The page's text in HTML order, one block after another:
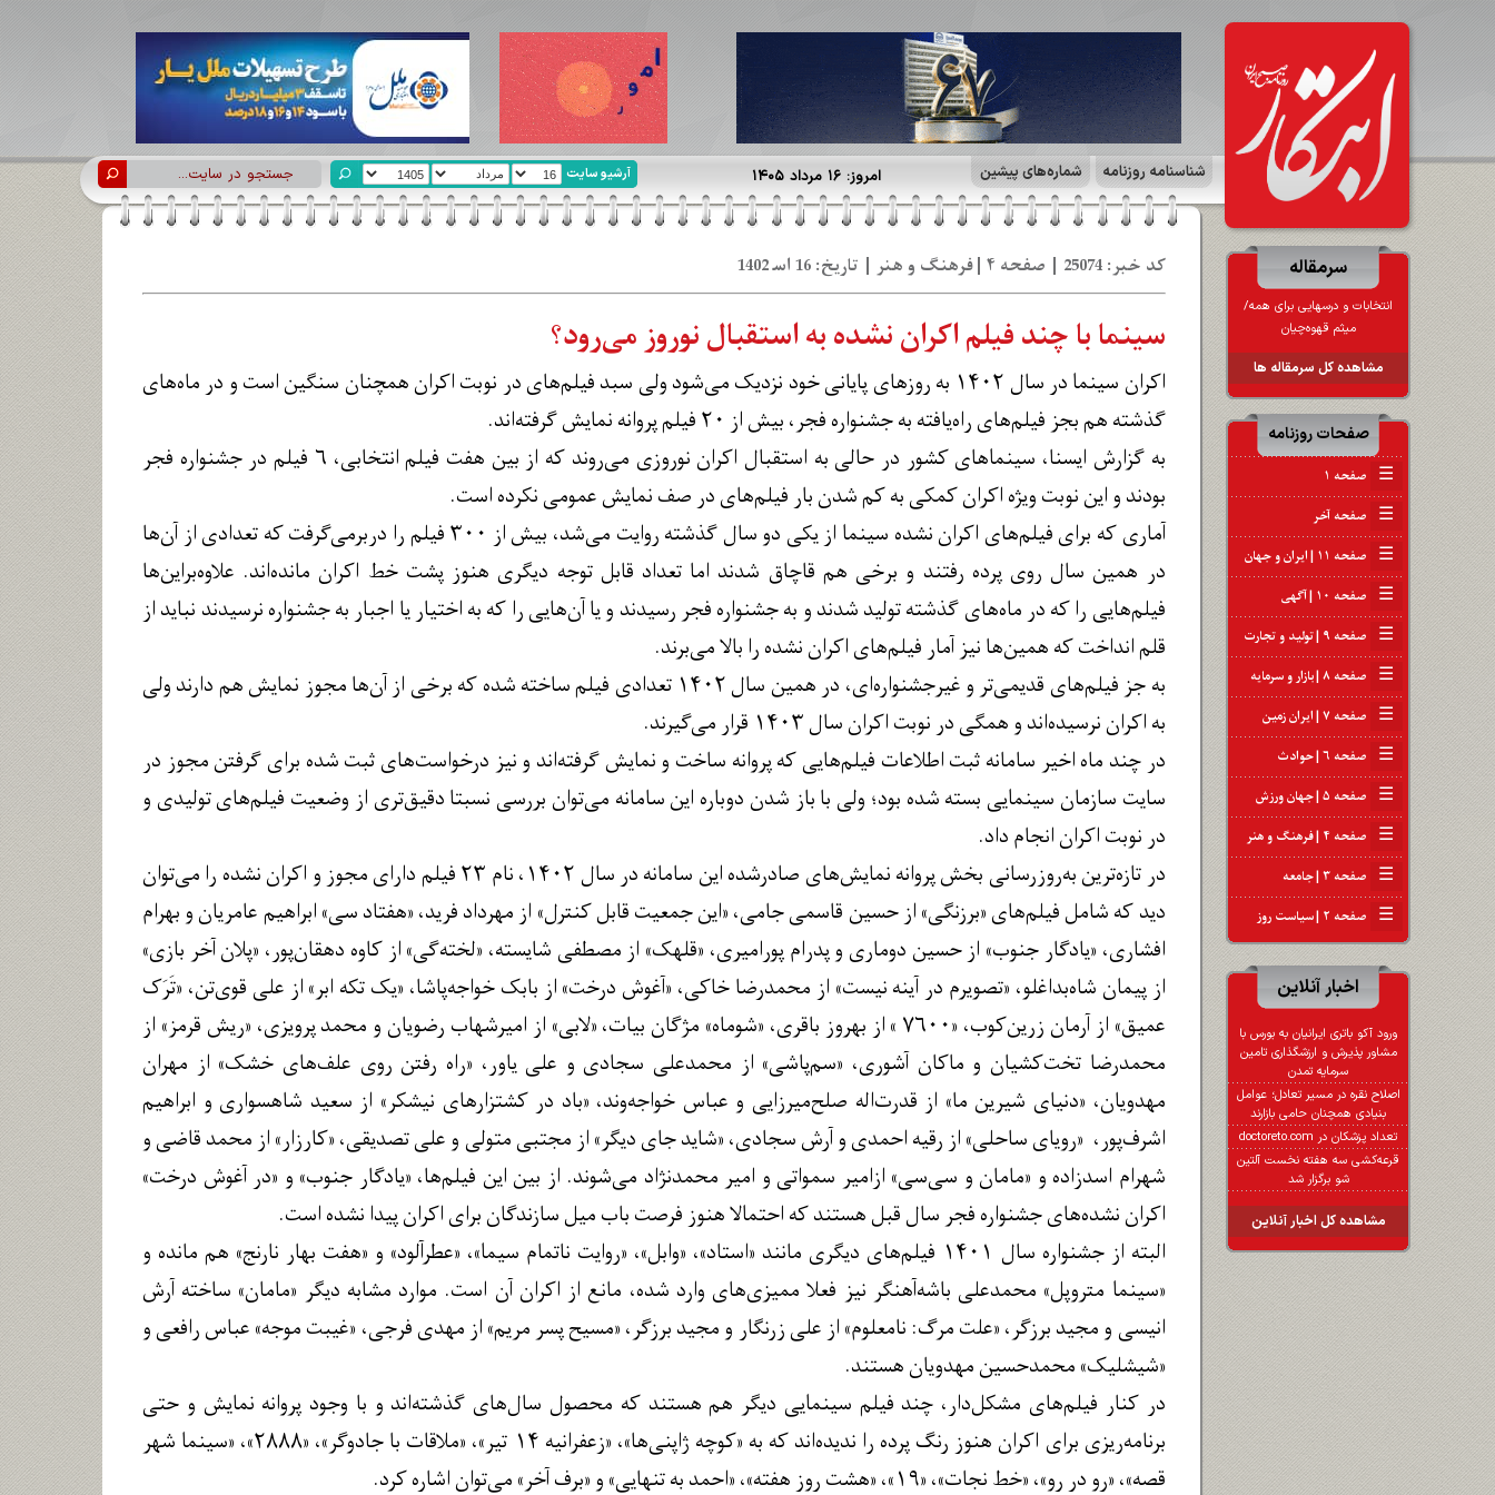
آرشیو سایت امروز: ۱۶ مرداد ۱۴۰۵ شناسنامه روزنامه شماره‌های پیشین
سرمقاله
انتخابات و درسهایی برای همه/
میثم قهوه‌چیان
مشاهده کل سرمقاله ها
صفحات روزنامه
☰ صفحه ۱
☰ صفحه آخر
☰ صفحه ۱۱ | ایران و جهان
☰ صفحه ۱۰ | آگهی
☰ صفحه ۹ | تولید و تجارت
☰ صفحه ۸ | بازار و سرمایه
☰ صفحه ۷ | ایران زمین
☰ صفحه ۶ | حوادث
☰ صفحه ۵ | جهان ورزش
☰ صفحه ۴ | فرهنگ و هنر
☰ صفحه ۳ | جامعه
☰ صفحه ۲ | سیاست روز
اخبار آنلاین
ورود آکو باتری ایرانیان به بورس با
مشاور پذیرش و ارزشگذاری تامین
سرمایه تمدن
اصلاح نقره در مسیر تعادل؛ عوامل
بنیادی همچنان حامی بازارند
تعداد پزشکان در doctoreto.com
قرعه‌کشی سه هفته نخست آلتین
شو برگزار شد
مشاهده کل اخبار آنلاین
کد خبر: 25074 | صفحه ۴ | فرهنگ و هنر | تاریخ: 16 اس‍ 1402
سینما با چند فیلم اکران نشده به استقبال نوروز می‌رود؟
اکران سینما در سال ۱۴۰۲ به روزهای پایانی خود نزدیک می‌شود ولی سبد فیلم‌های در نوبت اکران همچنان سنگین است و در ماه‌های
گذشته هم بجز فیلم‌های راه‌یافته به جشنواره فجر، بیش از ۲۰ فیلم پروانه نمایش گرفته‌اند.
به گزارش ایسنا، سینماهای کشور در حالی به استقبال اکران نوروزی می‌روند که از بین هفت فیلم انتخابی، ۶ فیلم در جشنواره فجر
بودند و این نوبت ویژه اکران‌ کمکی به کم شدن بار فیلم‌های در صف نمایش عمومی نکرده است.
آماری که برای فیلم‌های اکران نشده سینما از یکی دو سال گذشته روایت می‌شد، بیش از ۳۰۰ فیلم را دربرمی‌گرفت که تعدادی از آن‌ها
در همین سال روی پرده رفتند و برخی هم قاچاق شدند اما تعداد قابل توجه دیگری هنوز پشت خط اکران مانده‌اند. علاوه‌براین‌ها
فیلم‌هایی را که در ماه‌های گذشته تولید شدند و به جشنواره فجر رسیدند و یا آن‌هایی را که به اختیار یا اجبار به جشنواره نرسیدند نباید از
قلم انداخت که همین‌ها نیز آمار فیلم‌های اکران نشده را بالا می‌برند.
به جز فیلم‌های قدیمی‌تر و غیرجشنواره‌ای، در همین سال ۱۴۰۲ تعدادی فیلم ساخته شده که برخی از آن‌ها مجوز نمایش هم دارند ولی
به اکران نرسیده‌اند و همگی در نوبت اکران سال ۱۴۰۳ قرار می‌گیرند.
در چند ماه اخیر سامانه ثبت اطلاعات فیلم‌هایی که پروانه ساخت و نمایش گرفته‌اند و نیز درخواست‌های ثبت شده برای گرفتن مجوز در
سایت سازمان سینمایی بسته شده بود؛ ولی با باز شدن دوباره این سامانه می‌توان بررسی نسبتا دقیق‌تری از وضعیت فیلم‌های تولیدی و
در نوبت اکران انجام داد.
در تازه‌ترین به‌روزرسانی بخش پروانه نمایش‌های صادرشده این سامانه در سال ۱۴۰۲، نام ۲۳ فیلم دارای مجوز و اکران نشده را می‌توان
دید که شامل فیلم‌های «برزنگی» از حسین قاسمی جامی، «این جمعیت قابل کنترل» از مهرداد فرید، «هفتاد سی» ابراهیم عامریان و بهرام
افشاری، «یادگار جنوب» از حسین دوماری و پدرام پورامیری، «قلهک» از مصطفی شایسته، «لخته‌گی» از کاوه دهقان‌پور، «پلان آخر بازی»
از پیمان شاه‌بداغلو، «تصویرم در آینه نیست» از محمدرضا خاکی، «آغوش درخت» از بابک خواجه‌پاشا، «یک تکه ابر» از علی قوی‌تن، «تَرَک
عمیق» از آرمان زرین‌کوب، «۷۶۰۰ » از بهروز باقری، «شوماه» مژگان بیات، «لابی» از امیرشهاب رضویان و محمد پرویزی، «ریش قرمز» از
محمدرضا تخت‌کشیان و ماکان آشوری، «سم‌پاشی» از محمدعلی سجادی و علی یاور، «راه رفتن روی علف‌های خشک» از مهران
مهدویان، «دنیای شیرین ما» از قدرت‌اله صلح‌میرزایی و عباس خواجه‌وند، «باد در کشتزارهای نیشکر» از سعید شاهسواری و ابراهیم
اشرف‌پور، ‌ «رویای ساحلی» از رقیه احمدی و آرش سجادی، «شاید جای دیگر» از مجتبی متولی و علی تصدیقی، «کارزار» از محمد قاضی و
شهرام اسدزاده و «مامان و سی‌سی» ازامیر سمواتی و امیر محمدنژاد می‌شوند. از بین این فیلم‌ها، «یادگار جنوب» و «در آغوش درخت»
اکران نشده‌های جشنواره فجر سال قبل هستند که احتمالا هنوز فرصت باب میل سازندگان‌ برای اکران پیدا نشده است.
البته از جشنواره سال ۱۴۰۱ فیلم‌های دیگری مانند «استاد»، «وابل»، «روایت ناتمام سیما»، «عطرآلود» و «هفت بهار نارنج» هم مانده و
«سینما متروپل» محمدعلی‌ باشه‌آهنگر نیز فعلا ممیزی‌های وارد شده، مانع از اکران آن است. موارد مشابه دیگر «مامان» ساخته آرش
انیسی و مجید برزگر، «علت مرگ: نامعلوم» از علی زرنگار و مجید برزگر، «مسیح پسر مریم» از مهدی فرجی، «غیبت موجه» عباس رافعی و
«شیشلیک» محمدحسین مهدویان هستند.
در کنار فیلم‌های مشکل‌دار، چند فیلم سینمایی دیگر هم هستند که محصول سال‌های گذشته‌اند و با وجود پروانه نمایش و حتی
برنامه‌ریزی برای اکران هنوز رنگ پرده را ندیده‌اند که به «کوچه ژاپنی‌ها»، «زعفرانیه ۱۴ تیر»، «ملاقات با جادوگر»، «۲۸۸۸»، «سینما شهر
قصه»، «رو در رو»، «خط نجات»، «۱۹»، «هشت روز هفته»، «احمد به تنهایی» و «برف آخر» می‌توان اشاره کرد.